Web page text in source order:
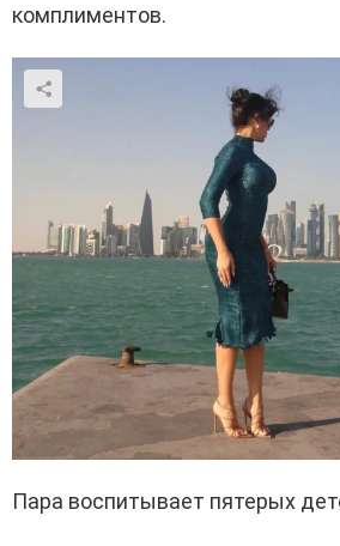
комплиментов.
Пара воспитывает пятерых